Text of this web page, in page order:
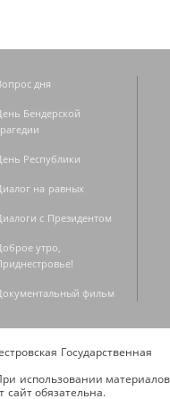
дня
Бендерской
Республики
на равных
с Президентом
утро,
фильм
Государственная
использовании
сайт обязательна.